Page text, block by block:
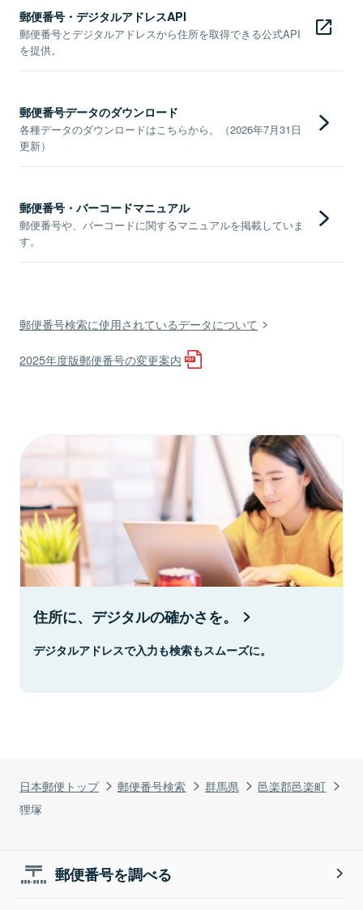
日本郵便トップ 郵便番号検索 群馬県
邑楽郡邑楽町
狸塚
郵便番号・デジタルアドレスAPI
郵便番号とデジタルアドレスから住所を取得できる公式API
を提供。
郵便番号データのダウンロード
各種データのダウンロードはこちらから。（2026年7月31日
更新）
郵便番号・バーコードマニュアル
郵便番号や、バーコードに関するマニュアルを掲載していま
す。
郵便番号検索に使用されているデータについて
2025年度版郵便番号の変更案内
住所に、デジタルの確かさを。
デジタルアドレスで入力も検索もスムーズに。
郵便番号を調べる